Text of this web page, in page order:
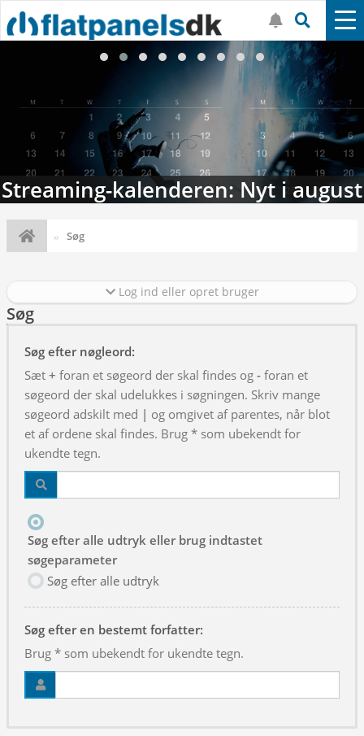
Streaming-kalenderen: Nyt i august
Søg
Log ind eller opret bruger
Søg
Søg efter nøgleord:
Sæt + foran et søgeord der skal findes og - foran et
søgeord der skal udelukkes i søgningen. Skriv mange
søgeord adskilt med | og omgivet af parentes, når blot
et af ordene skal findes. Brug * som ubekendt for
ukendte tegn.
Søg efter alle udtryk eller brug indtastet
søgeparameter
Søg efter alle udtryk
Søg efter en bestemt forfatter:
Brug * som ubekendt for ukendte tegn.